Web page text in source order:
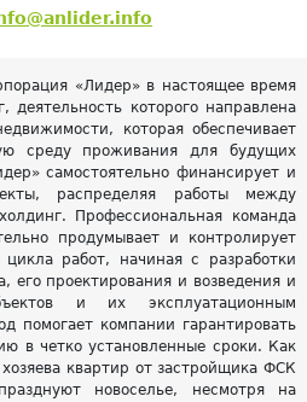
«Лидер» в настоящее время
деятельность которого направлена
которая обеспечивает
среду проживания для будущих
самостоятельно финансирует и
распределяя работы между
Профессиональная команда
продумывает и контролирует
работ, начиная с разработки
его проектирования и возведения и
и их эксплуатационным
помогает компании гарантировать
в четко установленные сроки. Как
квартир от застройщика ФСК
новоселье, несмотря на